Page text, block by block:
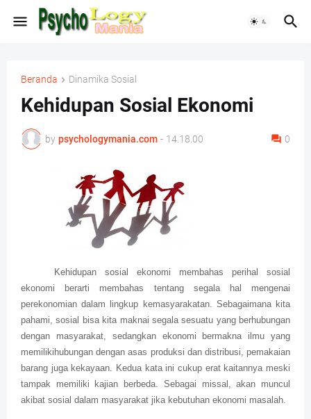
Beranda Dinamika Sosial
Kehidupan Sosial Ekonomi
by psychologymania.com - 14.18.00 0
Kehidupan sosial ekonomi membahas perihal sosial
ekonomi berarti membahas tentang segala hal mengenai
perekonomian dalam lingkup kemasyarakatan. Sebagaimana kita
pahami, sosial bisa kita maknai segala sesuatu yang berhubungan
dengan masyarakat, sedangkan ekonomi bermakna ilmu yang
memilikihubungan dengan asas produksi dan distribusi, pemakaian
barang juga kekayaan. Kedua kata ini cukup erat kaitannya meski
tampak memiliki kajian berbeda. Sebagai missal, akan muncul
akibat sosial dalam masyarakat jika kebutuhan ekonomi masalah.